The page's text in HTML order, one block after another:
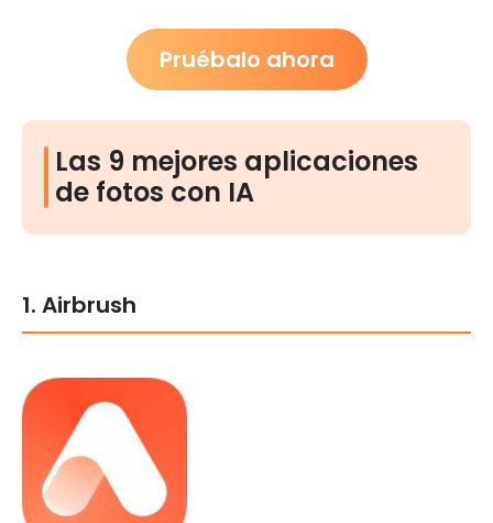
Pruébalo ahora
Las 9 mejores aplicaciones
de fotos con IA
1. Airbrush